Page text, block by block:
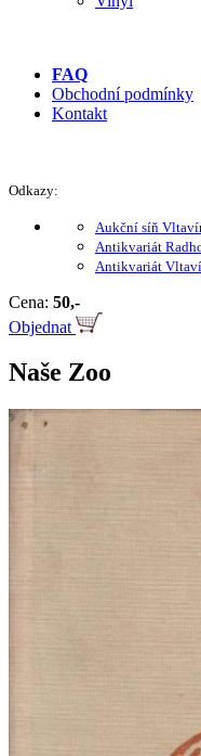
FAQ
Obchodní podmínky
Kontakt
Odkazy:
Aukční síň
Antikvariát
Antikvariát
Cena: 50,-
Objednat
Naše Zoo